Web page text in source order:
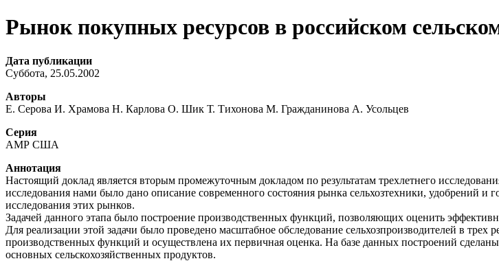
Рынок покупных ресурсов в российском
Дата публикации
Суббота, 25.05.2002
Авторы
Е. Серова И. Храмова Н. Карлова О. Шик Т. Тихонова М. Гражданинова А. Усольцев
Серия
АМР США
Аннотация
Настоящий доклад является вторым промежуточным докладом по результатам трехлетнего
исследования нами было дано описание современного состояния рынка сельхозтехники, удобрений и
исследования этих рынков.
Задачей данного этапа было построение производственных функций, позволяющих оценить
Для реализации этой задачи было проведено масштабное обследование сельхозпроизводителей в
производственных функций и осуществлена их первичная оценка. На базе данных построений
основных сельскохозяйственных продуктов.